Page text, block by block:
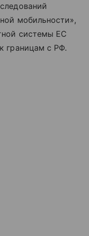
мобильности»,
системы ЕС
границам с РФ.